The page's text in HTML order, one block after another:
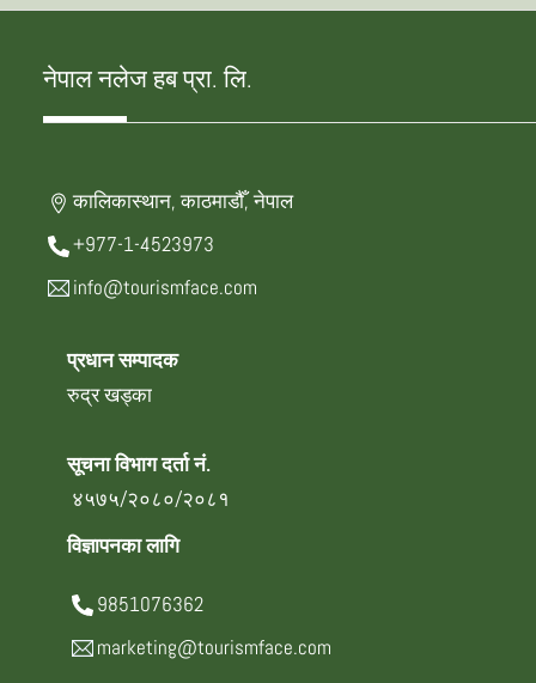
नेपाल नलेज हब प्रा. लि.
कालिकास्थान, काठमाडौँ, नेपाल
+977-1-4523973
info@tourismface.com
प्रधान सम्पादक
रुद्र खड्का
सूचना विभाग दर्ता नं.
४५७५/२०८०/२०८१
विज्ञापनका लागि
9851076362
marketing@tourismface.com